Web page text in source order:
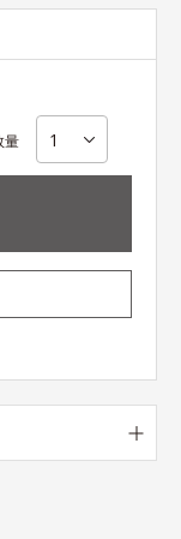
量